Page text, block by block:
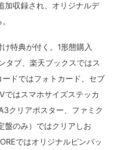
加収録され、オリジナルデ
特典が付く。1形態購入
タブ、楽天ブックスではス
ドではフォトカード、セブ
ではスマホサイズステッカ
クリアポスター、ファミク
盤のみ）ではクリアしお
ではオリジナルピンバッ